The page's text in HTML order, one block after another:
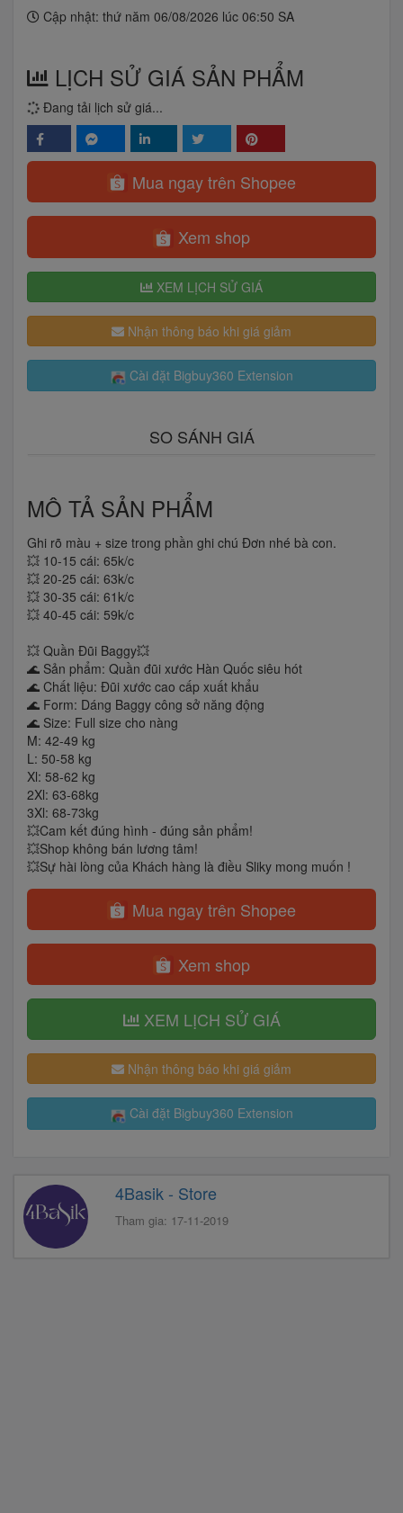
Cập nhật: thứ năm 06/08/2026 lúc 06:50 SA
LỊCH SỬ GIÁ SẢN PHẨM
Đang tải lịch sử giá...
Mua ngay trên Shopee
Xem shop
XEM LỊCH SỬ GIÁ
Nhận thông báo khi giá giảm
Cài đặt Bigbuy360 Extension
SO SÁNH GIÁ
MÔ TẢ SẢN PHẨM
Ghi rõ màu + size trong phần ghi chú Đơn nhé bà con.
💥 10-15 cái: 65k/c
💥 20-25 cái: 63k/c
💥 30-35 cái: 61k/c
💥 40-45 cái: 59k/c
💥 Quần Đũi Baggy💥
🌊 Sản phẩm: Quần đũi xước Hàn Quốc siêu hót
🌊 Chất liệu: Đũi xước cao cấp xuất khẩu
🌊 Form: Dáng Baggy công sở năng động
🌊 Size: Full size cho nàng
M: 42-49 kg
L: 50-58 kg
Xl: 58-62 kg
2Xl: 63-68kg
3Xl: 68-73kg
💥Cam kết đúng hình - đúng sản phẩm!
💥Shop không bán lương tâm!
💥Sự hài lòng của Khách hàng là điều Sliky mong muốn !
Mua ngay trên Shopee
Xem shop
XEM LỊCH SỬ GIÁ
Nhận thông báo khi giá giảm
Cài đặt Bigbuy360 Extension
4Basik - Store
Tham gia: 17-11-2019